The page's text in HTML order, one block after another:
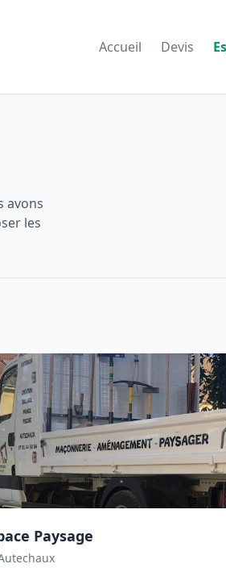
Accueil Devis
avons
les
Paysage